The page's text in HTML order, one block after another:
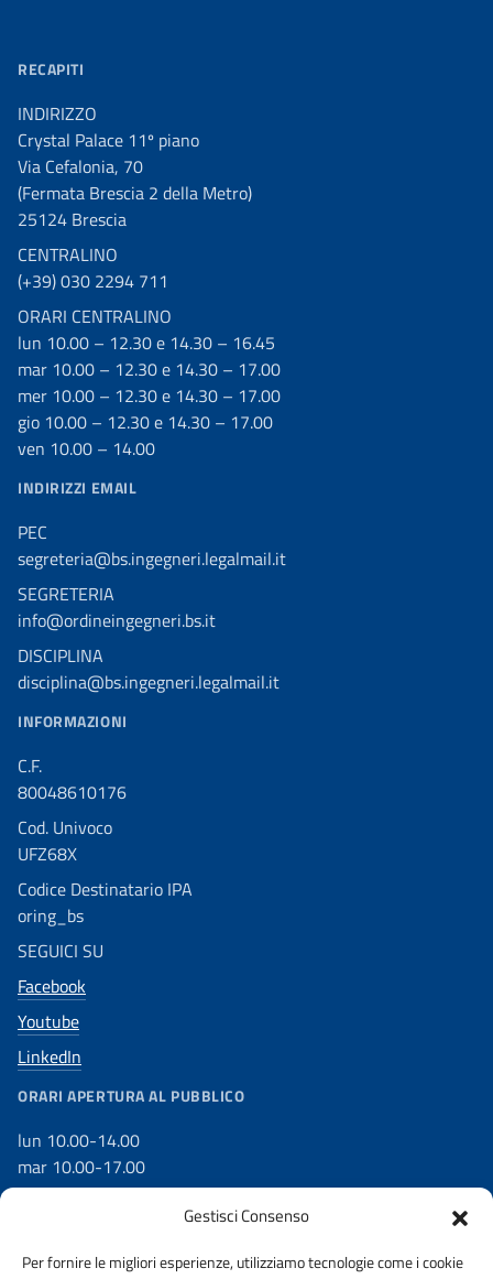
Gestisci Consenso
Per fornire le migliori esperienze, utilizziamo tecnologie come i cookie
RECAPITI
INDIRIZZO
Crystal Palace 11º piano
Via Cefalonia, 70
(Fermata Brescia 2 della Metro)
25124 Brescia
CENTRALINO
(+39) 030 2294 711
ORARI CENTRALINO
lun 10.00 – 12.30 e 14.30 – 16.45
mar 10.00 – 12.30 e 14.30 – 17.00
mer 10.00 – 12.30 e 14.30 – 17.00
gio 10.00 – 12.30 e 14.30 – 17.00
ven 10.00 – 14.00
INDIRIZZI EMAIL
PEC
segreteria@bs.ingegneri.legalmail.it
SEGRETERIA
info@ordineingegneri.bs.it
DISCIPLINA
disciplina@bs.ingegneri.legalmail.it
INFORMAZIONI
C.F.
80048610176
Cod. Univoco
UFZ68X
Codice Destinatario IPA
oring_bs
SEGUICI SU
Facebook
Youtube
LinkedIn
ORARI APERTURA AL PUBBLICO
lun 10.00-14.00
mar 10.00-17.00
mer 10.00-17.00